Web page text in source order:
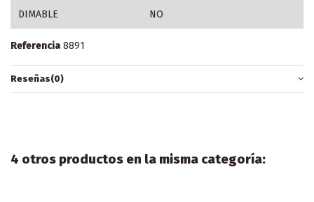
DIMABLE NO
Referencia 8891
Reseñas(0)
4 otros productos en la misma categoría: